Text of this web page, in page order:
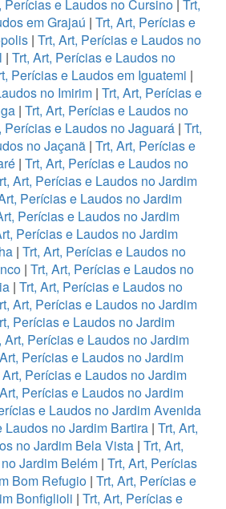
Perícias e Laudos no Cursino | Trt,
em Grajaú | Trt, Art, Perícias e
| Trt, Art, Perícias e Laudos no
| Trt, Art, Perícias e Laudos no
Perícias e Laudos em Iguatemi |
no Imirim | Trt, Art, Perícias e
| Trt, Art, Perícias e Laudos no
Perícias e Laudos no Jaguará | Trt,
no Jaçanã| Trt, Art, Perícias e
| Trt, Art, Perícias e Laudos no
Art, Perícias e Laudos no Jardim
Perícias e Laudos no Jardim
Perícias e Laudos no Jardim
Perícias e Laudos no Jardim
| Trt, Art, Perícias e Laudos no
| Trt, Art, Perícias e Laudos no
| Trt, Art, Perícias e Laudos no
Art, Perícias e Laudos no Jardim
Perícias e Laudos no Jardim
Art, Perícias e Laudos no Jardim
Perícias e Laudos no Jardim
Art, Perícias e Laudos no Jardim
Perícias e Laudos no Jardim
e Laudos no Jardim Avenida
Laudos no Jardim Bartira| Trt, Art,
no Jardim Bela Vista| Trt, Art,
Jardim Belém | Trt, Art, Perícias
Bom Refugio | Trt, Art, Perícias e
Bonfiglioli | Trt, Art, Perícias e